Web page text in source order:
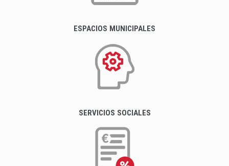
ESPACIOS MUNICIPALES
SERVICIOS SOCIALES